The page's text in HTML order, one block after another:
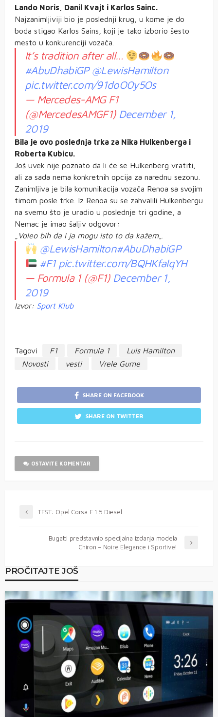
Lando Noris, Danil Kvajt i Karlos Sainc.
Najzanimljiviji bio je poslednji krug, u kome je do
boda stigao Karlos Sains, koji je tako izborio šesto
mesto u konkurenciji vozača.
It’s tradition after all…
#AbuDhabiGP @LewisHamilton
pic.twitter.com/91doO0y5Os
— Mercedes-AMG F1
(@MercedesAMGF1) December 1,
2019
Bila je ovo poslednja trka za Nika Hulkenberga i
Roberta Kubicu.
Još uvek nije poznato da li će se Hulkenberg vratiti,
ali za sada nema konkretnih opcija za narednu sezonu.
Zanimljiva je bila komunikacija vozača Renoa sa svojim
timom posle trke. Iz Renoa su se zahvalili Hulkenbergu
na svemu što je uradio u poslednje tri godine, a
Nemac je imao šaljiv odgovor:
Voleo bih da i ja mogu isto to da kažem„.
@LewisHamilton#AbuDhabiGP
#F1 pic.twitter.com/BQHKfalqYH
— Formula 1 (@F1) December 1,
2019
Izvor: Sport Klub
Tagovi F1 Formula 1
Luis Hamilton
Novosti
vesti Vrele Gume
SHARE ON FACEBOOK
SHARE ON TWITTER
OSTAVITE KOMENTAR
TEST: Opel Corsa F 1.5 Diesel
Bugatti predstavnio specijalna izdanja modela
Chiron – Noire Elegance i Sportive!
PROČITAJTE JOŠ